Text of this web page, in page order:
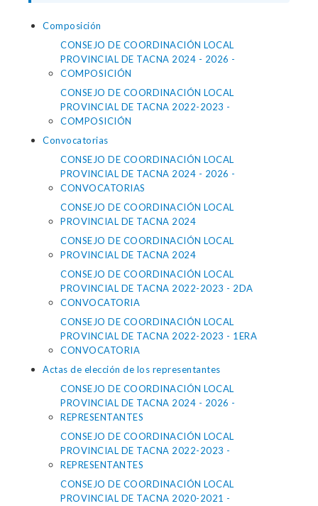
Composición
CONSEJO DE COORDINACIÓN LOCAL
PROVINCIAL DE TACNA 2024 - 2026 -
COMPOSICIÓN
CONSEJO DE COORDINACIÓN LOCAL
PROVINCIAL DE TACNA 2022-2023 -
COMPOSICIÓN
Convocatorias
CONSEJO DE COORDINACIÓN LOCAL
PROVINCIAL DE TACNA 2024 - 2026 -
CONVOCATORIAS
CONSEJO DE COORDINACIÓN LOCAL
PROVINCIAL DE TACNA 2024
CONSEJO DE COORDINACIÓN LOCAL
PROVINCIAL DE TACNA 2024
CONSEJO DE COORDINACIÓN LOCAL
PROVINCIAL DE TACNA 2022-2023 - 2DA
CONVOCATORIA
CONSEJO DE COORDINACIÓN LOCAL
PROVINCIAL DE TACNA 2022-2023 - 1ERA
CONVOCATORIA
Actas de elección de los representantes
CONSEJO DE COORDINACIÓN LOCAL
PROVINCIAL DE TACNA 2024 - 2026 -
REPRESENTANTES
CONSEJO DE COORDINACIÓN LOCAL
PROVINCIAL DE TACNA 2022-2023 -
REPRESENTANTES
CONSEJO DE COORDINACIÓN LOCAL
PROVINCIAL DE TACNA 2020-2021 -